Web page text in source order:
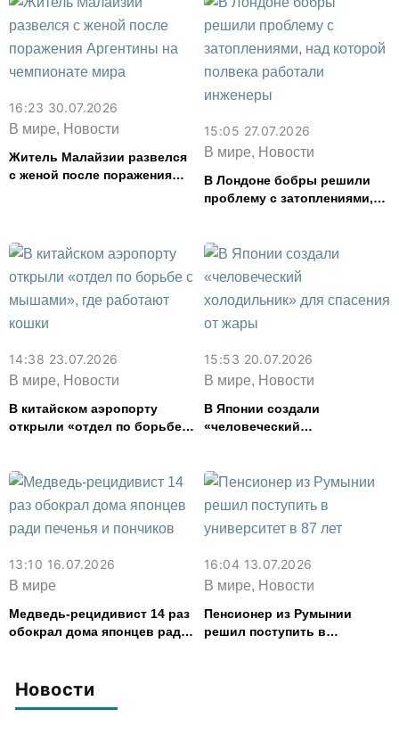
Новости
16:23 30.07.2026
В мире, Новости
Житель Малайзии развелся
с женой после поражения
15:05 27.07.2026
В мире, Новости
В Лондоне бобры решили
проблему с затоплениями,
14:38 23.07.2026
В мире, Новости
В китайском аэропорту
открыли «отдел по борьбе с
15:53 20.07.2026
В мире, Новости
В Японии создали
«человеческий
13:10 16.07.2026
В мире
Медведь-рецидивист 14 раз
обокрал дома японцев ради
16:04 13.07.2026
В мире, Новости
Пенсионер из Румынии
решил поступить в